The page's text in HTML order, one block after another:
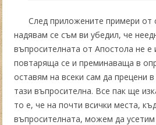
След приложените примери от
надявам се съм ви убедил, че
въпросителната от Апостола не е
повтаряща се и преминаваща в
оставям на всеки сам да прецени
тази въпросителна. Все пак ще
то е, че на почти всички места,
въпросителната, можем да